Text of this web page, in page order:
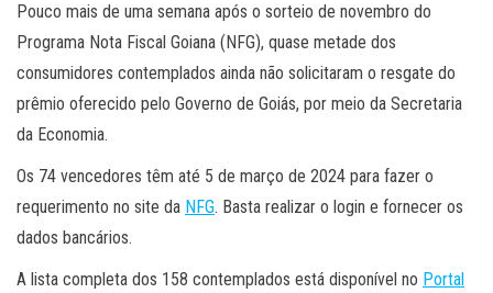
Pouco mais de uma semana após o sorteio de novembro do
Programa Nota Fiscal Goiana (NFG), quase metade dos
consumidores contemplados ainda não solicitaram o resgate do
prêmio oferecido pelo Governo de Goiás, por meio da Secretaria
da Economia.
Os 74 vencedores têm até 5 de março de 2024 para fazer o
requerimento no site da NFG. Basta realizar o login e fornecer os
dados bancários.
A lista completa dos 158 contemplados está disponível no Portal